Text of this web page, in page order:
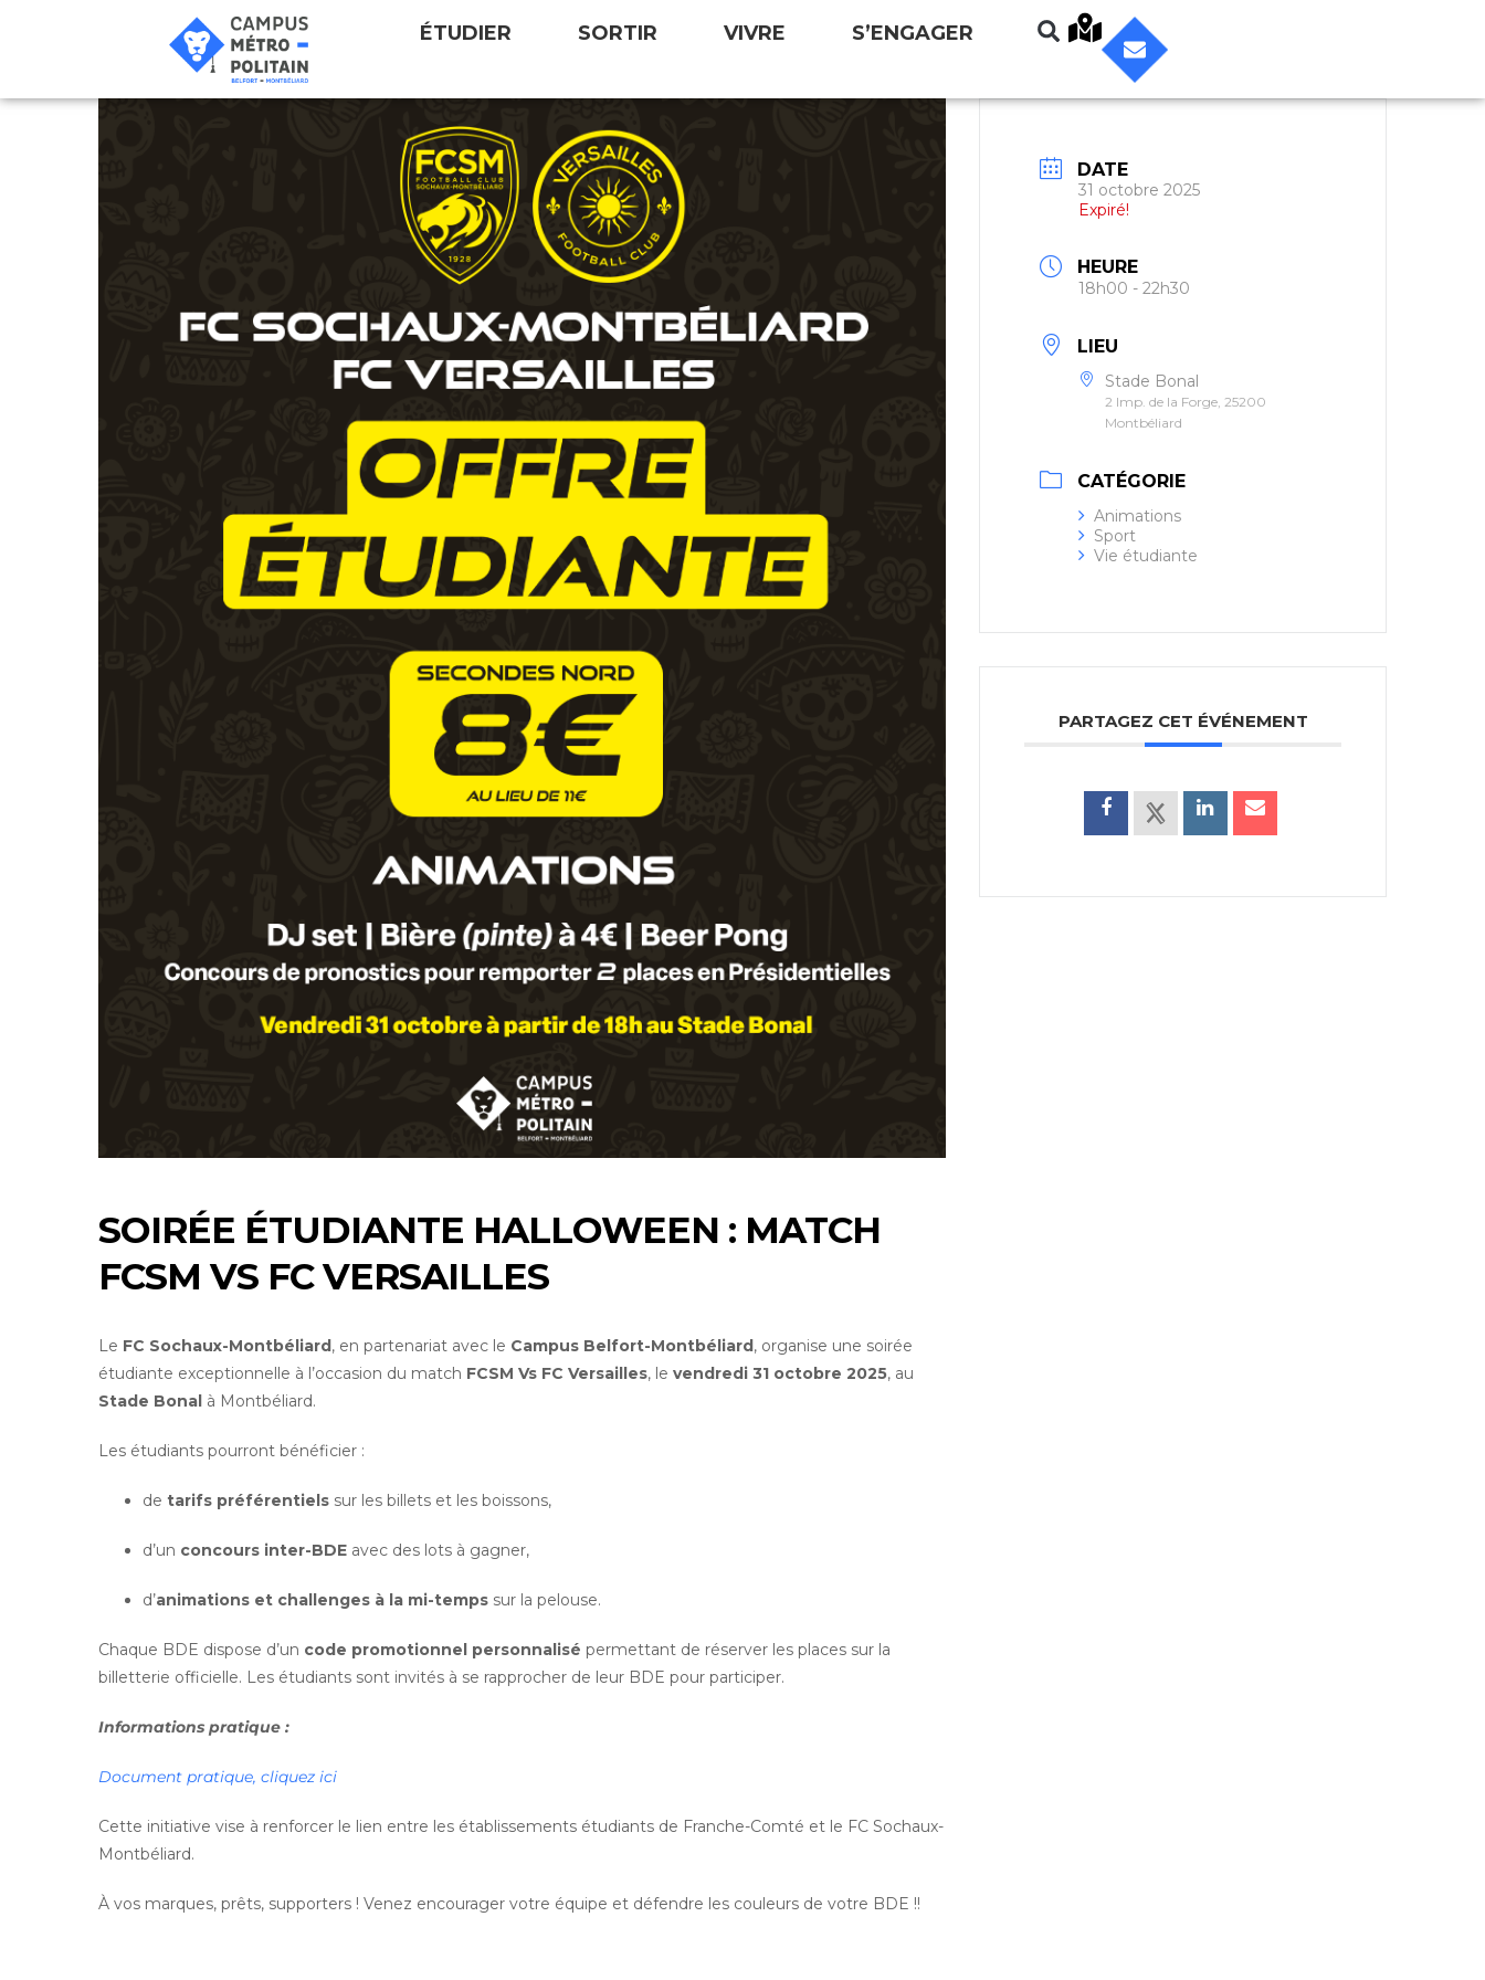
ÉTUDIER SORTIR VIVRE S’ENGAGER
SOIRÉE ÉTUDIANTE HALLOWEEN : MATCH
FCSM VS FC VERSAILLES
Le FC Sochaux-Montbéliard, en partenariat avec le Campus Belfort-Montbéliard, organise une soirée
étudiante exceptionnelle à l’occasion du match FCSM Vs FC Versailles, le vendredi 31 octobre 2025, au
Stade Bonal à Montbéliard.
Les étudiants pourront bénéficier :
de tarifs préférentiels sur les billets et les boissons,
d’un concours inter-BDE avec des lots à gagner,
d’animations et challenges à la mi-temps sur la pelouse.
Chaque BDE dispose d’un code promotionnel personnalisé permettant de réserver les places sur la
billetterie officielle. Les étudiants sont invités à se rapprocher de leur BDE pour participer.
Informations pratique :
Document pratique, cliquez ici
Cette initiative vise à renforcer le lien entre les établissements étudiants de Franche-Comté et le FC Sochaux-
Montbéliard.
À vos marques, prêts, supporters ! Venez encourager votre équipe et défendre les couleurs de votre BDE !!
DATE
31 octobre 2025
Expiré!
HEURE
18h00 - 22h30
LIEU
Stade Bonal
2 Imp. de la Forge, 25200
Montbéliard
CATÉGORIE
Animations
Sport
Vie étudiante
PARTAGEZ CET ÉVÉNEMENT